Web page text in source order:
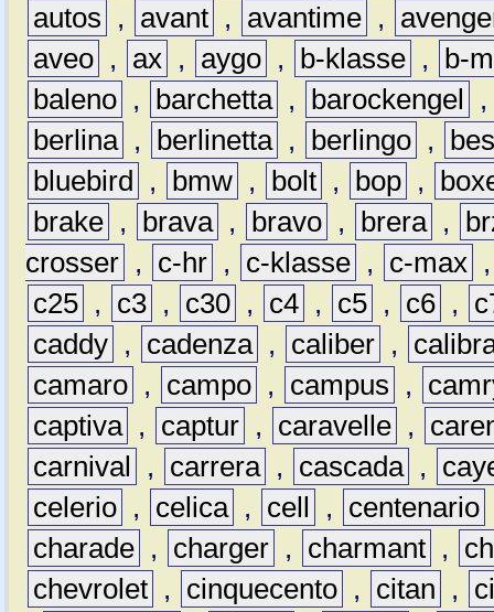
autos
, avant , avantime ,
aveo , ax , aygo , b-klasse ,
b-
baleno , barchetta , barockengel
berlina , berlinetta , berlingo ,
bluebird
, bmw , bolt , bop ,
brake , brava , bravo , brera ,
crosser , c-hr , c-klasse , c-max
c25 , c3 , c30 , c4 , c5 , c6 ,
caddy , cadenza , caliber ,
camaro , campo , campus ,
captiva , captur , caravelle ,
carnival
, carrera , cascada ,
celerio , celica , cell , centenario
charade , charger , charmant ,
chevrolet , cinquecento , citan ,